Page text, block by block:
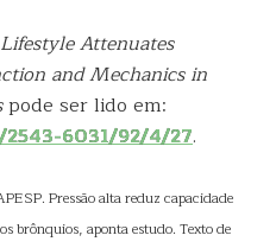
Attenuates
and Mechanics in
pode ser lido em:
6031/92/4/27.
Pressão alta reduz capacidade
brônquios, aponta estudo. Texto de